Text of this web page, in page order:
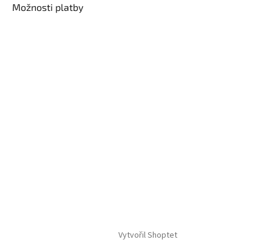
Možnosti platby
Vytvořil Shoptet